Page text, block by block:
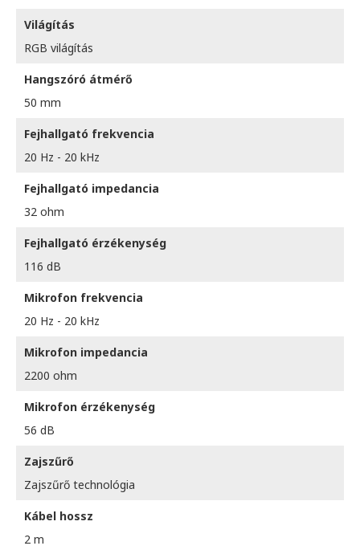
Világítás
RGB világítás
Hangszóró átmérő
50 mm
Fejhallgató frekvencia
20 Hz - 20 kHz
Fejhallgató impedancia
32 ohm
Fejhallgató érzékenység
116 dB
Mikrofon frekvencia
20 Hz - 20 kHz
Mikrofon impedancia
2200 ohm
Mikrofon érzékenység
56 dB
Zajszűrő
Zajszűrő technológia
Kábel hossz
2 m